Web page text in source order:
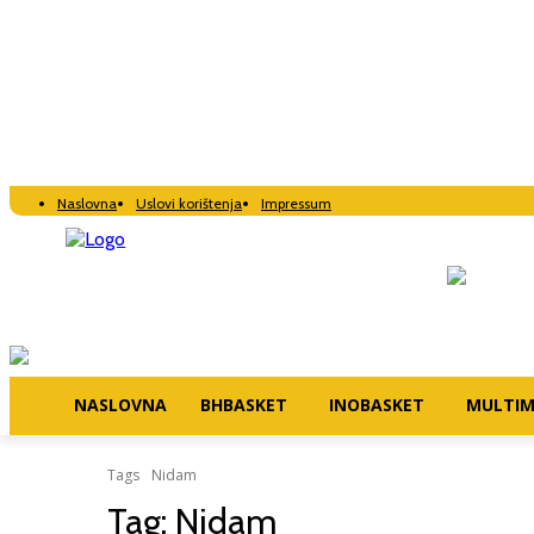
Naslovna Uslovi korištenja Impressum
NASLOVNA BHBASKET INOBASKET
Tags Nidam
Tag: Nidam